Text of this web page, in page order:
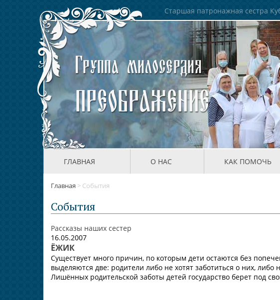
Старшая патронажная сестра
ГЛАВНАЯ О НАС КАК ПОМОЧЬ
Главная > События
События
Рассказы наших сестер
16.05.2007
ЁЖИК
Существует много причин, по которым дети остаются без
выделяются две: родители либо не хотят заботиться о них, либо
Лишённых родительской заботы детей государство берет под